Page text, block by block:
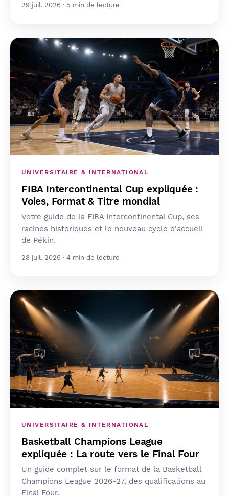
29 juil. 2026 · 5 min de lecture
UNIVERSITAIRE & INTERNATIONAL
FIBA Intercontinental Cup expliquée :
Voies, Format & Titre mondial
Votre guide de la FIBA Intercontinental Cup, ses
racines historiques et le nouveau cycle d'accueil
de Pékin.
28 juil. 2026 · 4 min de lecture
UNIVERSITAIRE & INTERNATIONAL
Basketball Champions League
expliquée : La route vers le Final Four
Un guide complet sur le format de la Basketball
Champions League 2026-27, des qualifications au
Final Four.